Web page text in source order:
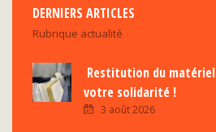
DERNIERS ARTICLES
Rubrique actualité
Restitution du
votre solidarité !
3 août 2026